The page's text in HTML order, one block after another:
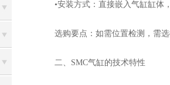
•安装方式：直接嵌入气缸缸体，
选购要点：如需位置检测，需选
二、SMC气缸的技术特性